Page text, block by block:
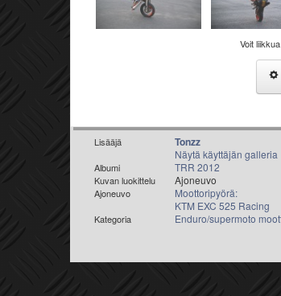
Voit
Lisääjä Tonzz
Näytä käyttäjän galleria
Albumi TRR 2012
Kuvan luokittelu Ajoneuvo
Ajoneuvo
Moottoripyörä:
KTM EXC 525 Racing
Kategoria Enduro/supermoto